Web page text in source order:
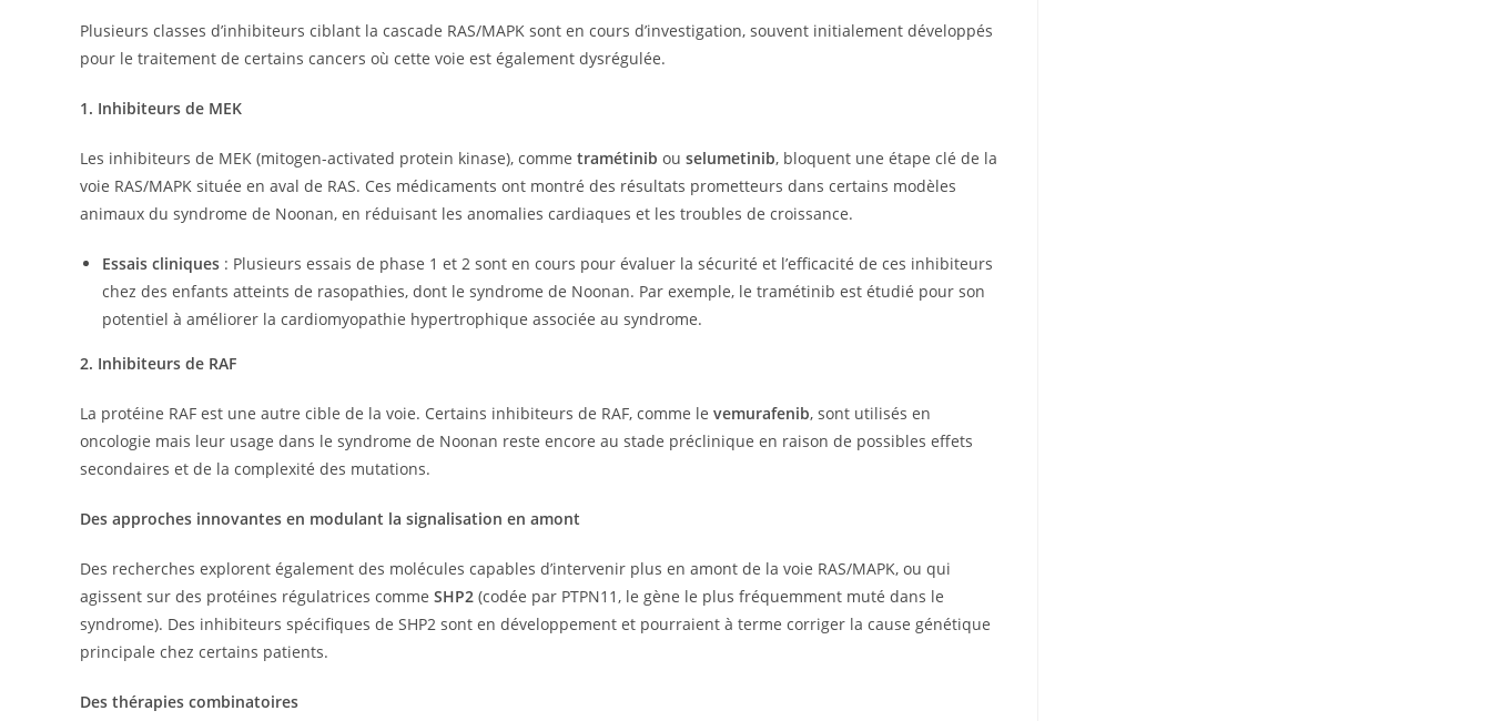
Plusieurs classes d’inhibiteurs ciblant la cascade RAS/MAPK sont en cours d’investigation, souvent initialement développés
pour le traitement de certains cancers où cette voie est également dysrégulée.
1. Inhibiteurs de MEK
Les inhibiteurs de MEK (mitogen-activated protein kinase), comme tramétinib ou selumetinib, bloquent une étape clé de la
voie RAS/MAPK située en aval de RAS. Ces médicaments ont montré des résultats prometteurs dans certains modèles
animaux du syndrome de Noonan, en réduisant les anomalies cardiaques et les troubles de croissance.
Essais cliniques : Plusieurs essais de phase 1 et 2 sont en cours pour évaluer la sécurité et l’efficacité de ces inhibiteurs
chez des enfants atteints de rasopathies, dont le syndrome de Noonan. Par exemple, le tramétinib est étudié pour son
potentiel à améliorer la cardiomyopathie hypertrophique associée au syndrome.
2. Inhibiteurs de RAF
La protéine RAF est une autre cible de la voie. Certains inhibiteurs de RAF, comme le vemurafenib, sont utilisés en
oncologie mais leur usage dans le syndrome de Noonan reste encore au stade préclinique en raison de possibles effets
secondaires et de la complexité des mutations.
Des approches innovantes en modulant la signalisation en amont
Des recherches explorent également des molécules capables d’intervenir plus en amont de la voie RAS/MAPK, ou qui
agissent sur des protéines régulatrices comme SHP2 (codée par PTPN11, le gène le plus fréquemment muté dans le
syndrome). Des inhibiteurs spécifiques de SHP2 sont en développement et pourraient à terme corriger la cause génétique
principale chez certains patients.
Des thérapies combinatoires